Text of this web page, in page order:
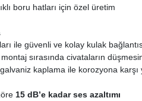
boru hatları için özel üretim
ile güvenli ve kolay kulak
sırasında civataların
kaplama ile korozyona karşı
15 dB’e kadar ses azaltımı